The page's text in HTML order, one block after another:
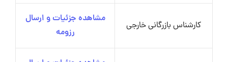
کارشناس بازرگانی خارجی
مشاهده جزئیات و ارسال
رزومه